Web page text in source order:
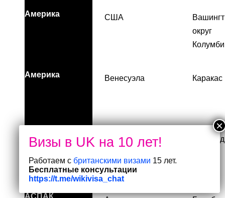
Америка США
округ
Америка Венесуэла Каракас
АСПАК Австралия
Работаем с британскими визами 15 лет.
Бесплатные консультации
https://t.me/wikivisa_chat